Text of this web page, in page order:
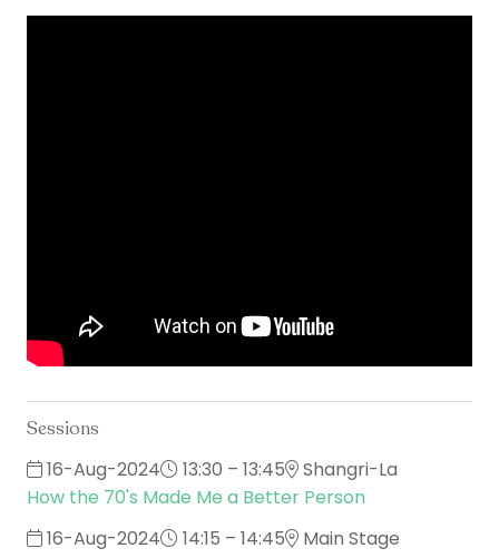
Sessions
16-Aug-2024 13:30 – 13:45
Shangri-La
How the 70's Made Me a Better Person
16-Aug-2024
14:15 – 14:45
Main Stage